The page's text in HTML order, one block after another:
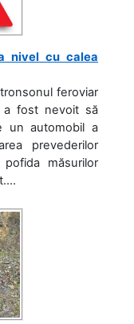
nivel cu calea
feroviar
a fost nevoit să
un automobil a
prevederilor
măsurilor